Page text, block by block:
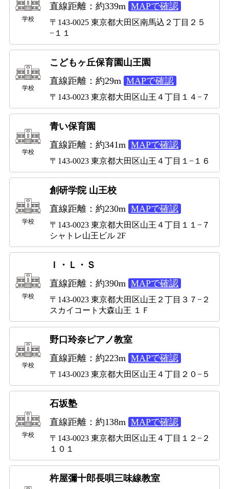
学校
直線距離：約339m MAPで確認
〒143-0025 東京都大田区南馬込２丁目２５
−１１
学校
こどもヶ丘保育園山王園
直線距離：約29m MAPで確認
〒143-0023 東京都大田区山王４丁目１４−７
学校
青い保育園
直線距離：約341m MAPで確認
〒143-0023 東京都大田区山王４丁目１−１６
学校
創研学院 山王校
直線距離：約230m MAPで確認
〒143-0023 東京都大田区山王４丁目１１−７
シャトレ山王ビル 2F
学校
Ｉ・Ｌ・Ｓ
直線距離：約390m MAPで確認
〒143-0023 東京都大田区山王２丁目３７−２
スカイコート大森山王 １Ｆ
学校
野口玲奈ピアノ教室
直線距離：約223m MAPで確認
〒143-0023 東京都大田区山王４丁目２０−５
学校
石坂塾
直線距離：約138m MAPで確認
〒143-0023 東京都大田区山王４丁目１２−２
１０１
杵屋彌十郎長唄三味線教室